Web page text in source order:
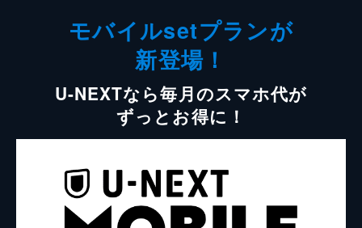
モバイルsetプランが
新登場！
U-NEXTなら毎月のスマホ代が
ずっとお得に！